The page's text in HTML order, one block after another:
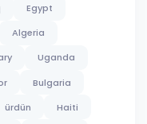
Egypt
Algeria
Uganda
Bulgaria
ürdün
Haiti